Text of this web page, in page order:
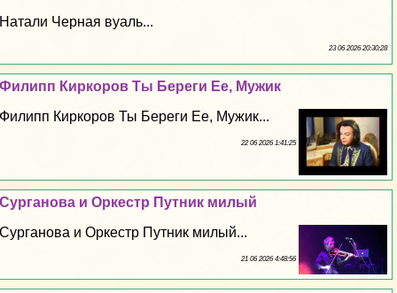
Натали Черная вуаль...
23 06 2026 20:30:28
Филипп Киркоров Ты Береги Ее, Мужик
Филипп Киркоров Ты Береги Ее, Мужик...
22 06 2026 1:41:25
Сурганова и Оркестр Путник милый
Сурганова и Оркестр Путник милый...
21 06 2026 4:48:56